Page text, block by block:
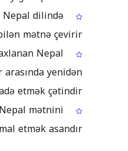
Nepal dilində
mətnə çevirir
Nepal
yenidən
etmək çətindir
mətnini
etmək asandır